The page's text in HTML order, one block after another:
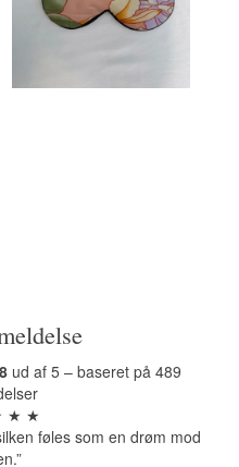
AJOUTER AU
ud af 5 – baseret på 489
★ ★
føles som en drøm mod